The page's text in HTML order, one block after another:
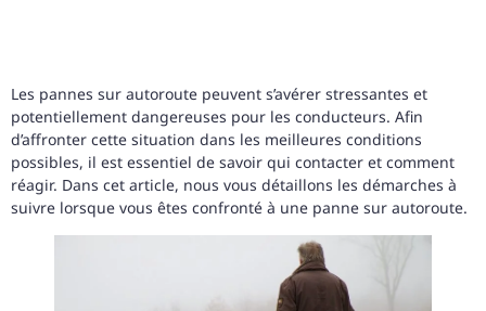
Les pannes sur autoroute peuvent s’avérer stressantes et
potentiellement dangereuses pour les conducteurs. Afin
d’affronter cette situation dans les meilleures conditions
possibles, il est essentiel de savoir qui contacter et comment
réagir. Dans cet article, nous vous détaillons les démarches à
suivre lorsque vous êtes confronté à une panne sur autoroute.